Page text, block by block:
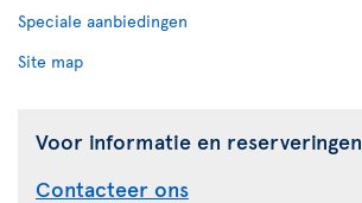
Speciale aanbiedingen
Site map
Voor informatie en reserveringen
Contacteer ons